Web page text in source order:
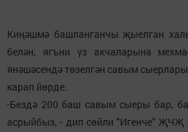
Киңәшмә башланганчы җыелган
белән, ягъни үз акчаларына
янәшәсендә төзелгән савым
карап йөрде.
-Бездә 200 баш савым сыеры бар,
асрыйбыз, - дип сөйли "Игенче" ҖЧҖ